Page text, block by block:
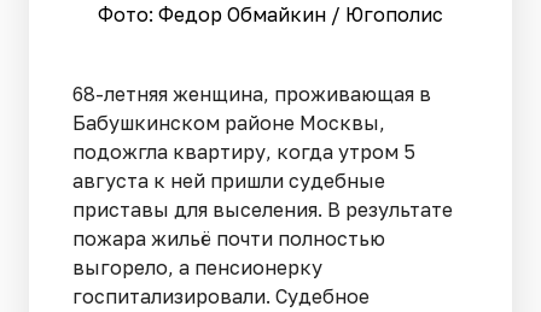
Фото: Федор Обмайкин / Югополис
68-летняя женщина, проживающая в
Бабушкинском районе Москвы,
подожгла квартиру, когда утром 5
августа к ней пришли судебные
приставы для выселения. В результате
пожара жильё почти полностью
выгорело, а пенсионерку
госпитализировали. Судебное